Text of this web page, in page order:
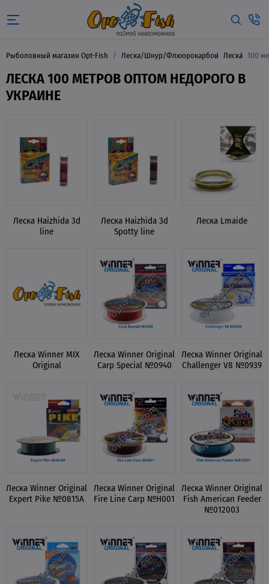
Рыболовный магазин Opt-Fish Леска/Шнур/Флюорокарбон Леска 100
ЛЕСКА 100 МЕТРОВ ОПТОМ НЕДОРОГО В
УКРАИНЕ
Леска Haizhida 3d
line
Леска Haizhida 3d
Spotty line
Леска Lmaide
Леска Winner MIX
Original
Леска Winner Original
Carp Special №0940
Леска Winner Original
Challenger V8 №0939
Леска Winner Original
Expert Pike №0815A
Леска Winner Original
Fire Line Carp №H001
Леска Winner Original
Fish American Feeder
№012003